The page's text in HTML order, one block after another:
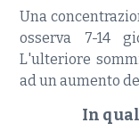
Una
osserva 7-14
L'ulteriore
ad un aumento
In